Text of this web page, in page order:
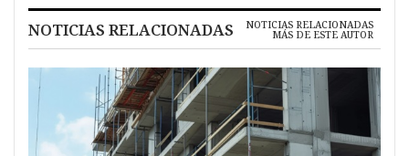
NOTICIAS RELACIONADAS NOTICIAS RELACIONADAS
MÁS DE ESTE AUTOR